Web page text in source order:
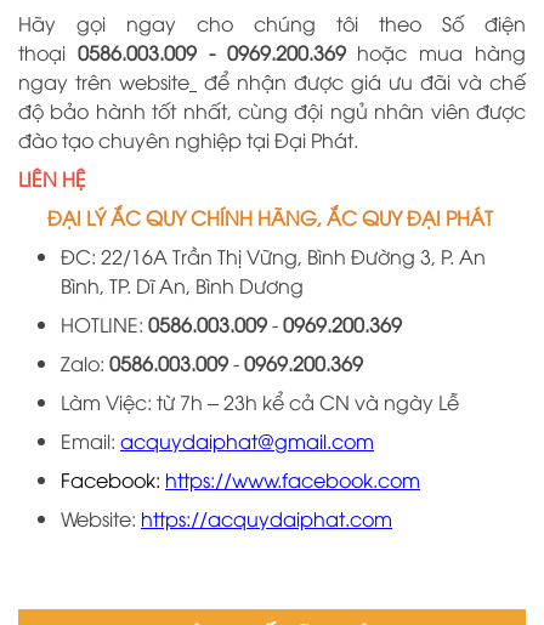
Hãy gọi ngay cho chúng tôi theo Số điện
thoại 0586.003.009 - 0969.200.369 hoặc mua hàng
ngay trên website để nhận được giá ưu đãi và chế
độ bảo hành tốt nhất, cùng đội ngủ nhân viên được
đào tạo chuyên nghiệp tạiĐại Phát.
LIÊN HỆ
ĐẠI LÝ ẮC QUY CHÍNH HÃNG, ẮC QUY ĐẠI PHÁT
ĐC: 22/16ATrần Thị Vững, Bình Đường 3, P. An
Bình, TP. Dĩ An, Bình Dương
HOTLINE: 0586.003.009-0969.200.369
Zalo: 0586.003.009-0969.200.369
Làm Việc: từ 7h – 23h kể cả CN và ngày Lễ
Email: acquydaiphat@gmail.com
Facebook: https://www.facebook.com
Website: https://acquydaiphat.com